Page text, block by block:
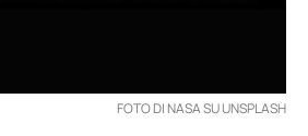
FOTO DI NASA SU UNSPLASH